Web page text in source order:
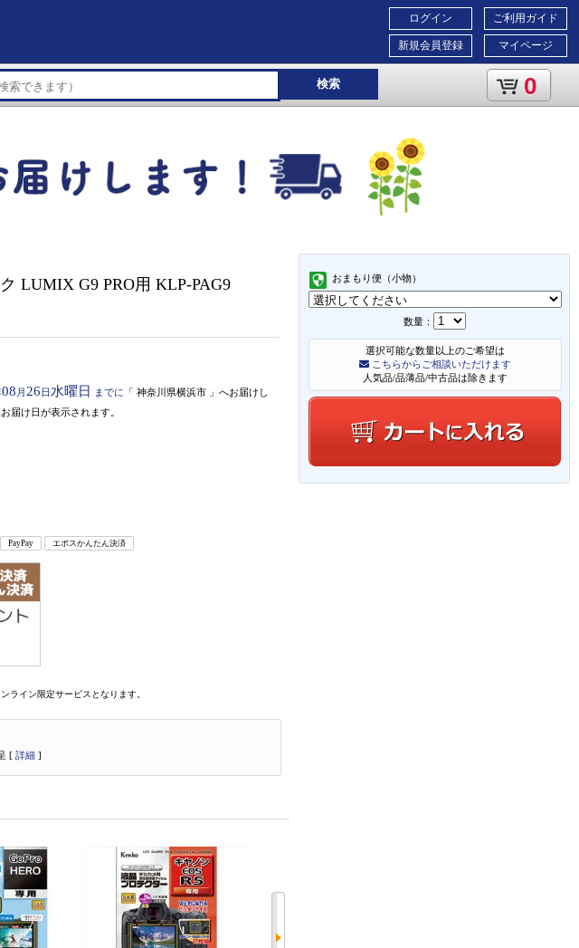
ご利用ガイド
マイページ
ログイン
新規会員登録
検索 0
おまもり便（小物）
数量：
選択可能な数量以上のご希望は
こちらからご相談いただけます
人気品/品薄品/中古品は除きます
LUMIX G9 PRO用 KLP-PAG9
08 月 26日 水曜日 までに 「 神奈川県横浜市 」 へお届けし
届け日が表示されます。
PayPay エポスかんたん決済
ライン限定サービスとなります。
[ 詳細 ]